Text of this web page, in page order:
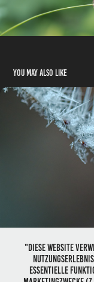
You may also like
📌 © 2026
"Diese Website
essentielle